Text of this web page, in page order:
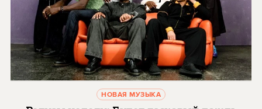
НОВАЯ МУЗЫКА